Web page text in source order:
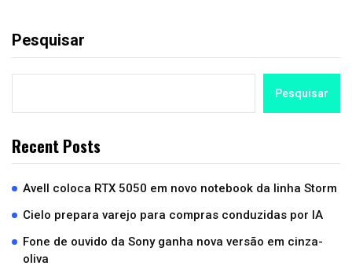
Pesquisar
Pesquisar
Recent Posts
Avell coloca RTX 5050 em novo notebook da linha Storm
Cielo prepara varejo para compras conduzidas por IA
Fone de ouvido da Sony ganha nova versão em cinza-
oliva